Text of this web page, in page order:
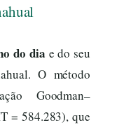
do dia e do seu
O método
Goodman–
= 584.283), que